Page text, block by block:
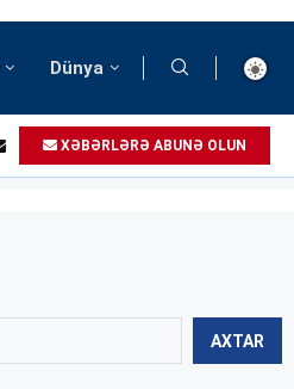
Dünya
XƏBƏRLƏRƏ ABUNƏ OLUN
AXTAR